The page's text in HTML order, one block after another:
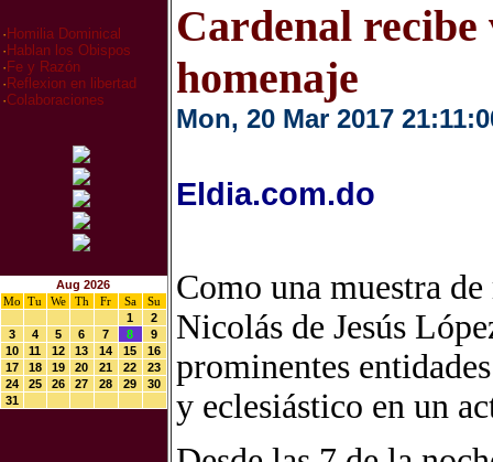
· Homilia Dominical
· Hablan los Obispos
· Fe y Razón
· Reflexion en libertad
·Colaboraciones
Aug 2026
Mo
Tu We Th Fr Sa
Su
1
2
3
4 5 6 7 8
9
10
11 12 13 14 15
16
17
18 19 20 21 22
23
24
25 26 27 28 29
30
31
Cardenal recibe
homenaje
Mon, 20 Mar 2017
Eldia.com.do
Como una muestra
Nicolás de Jesús
prominentes
y eclesiástico en un